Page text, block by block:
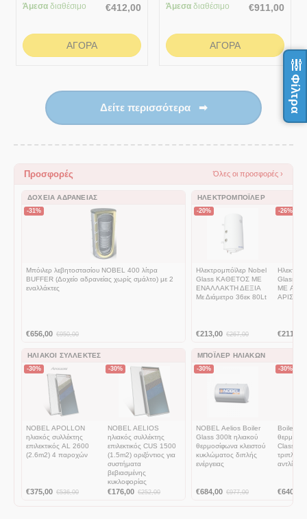
Φίλτρα
Άμεσα διαθέσιμο €412,00
ΑΓΟΡΆ
Άμεσα διαθέσιμο €911,00
ΑΓΟΡΆ
Δείτε περισσότερα ➡
Προσφορές Όλες οι προσφορές ›
ΔΟΧΕΊΑ ΑΔΡΆΝΕΙΑΣ
-31%
Μπόιλερ λεβητοστασίου NOBEL 400 λίτρα
BUFFER (Δοχείο αδρανείας χωρίς σμάλτο) με 2
εναλλάκτες
€656,00 €950,00
ΗΛΙΑΚΟΊ ΣΥΛΛΈΚΤΕΣ
-30%
NOBEL APOLLON
ηλιακός συλλέκτης
επιλεκτικός AL 2600
(2.6m2) 4 παροχών
€375,00 €536,00
-30%
NOBEL AELIOS
ηλιακός συλλέκτης
επιλεκτικός CUS 1500
(1.5m2) οριζόντιος για
συστήματα
βεβιασμένης
κυκλοφορίας
€176,00 €252,00
ΗΛΕΚΤΡΟΜΠΌΙΛΕΡ
-20%
Ηλεκτρομπόϊλερ Nobel
Glass ΚΑΘΕΤΟΣ ΜΕ
ΕΝΑΛΛΑΚΤΗ ΔΕΞΙΑ
Με Διάμετρο 36εκ 80Lt
€213,00 €267,00
-26%
Glass
ME
€211,00
ΜΠΌΙΛΕΡ ΗΛΙΑΚΏΝ
-30%
NOBEL Aelios Boiler
Glass 300lt ηλιακoύ
θερμοσίφωνα κλειστού
κυκλώματος διπλής
ενέργειας
€684,00 €977,00
-30%
Boiler
Classic
τριπλής
αντλία
€640,00